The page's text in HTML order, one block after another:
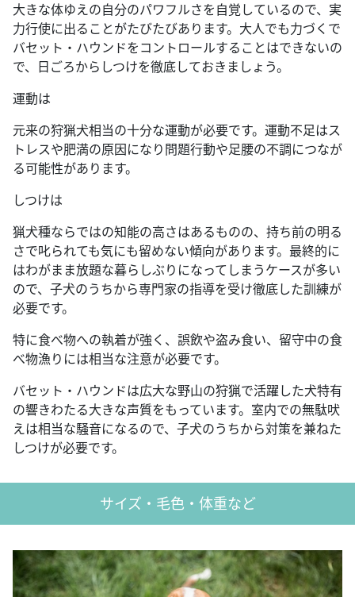
大きな体ゆえの自分のパワフルさを自覚しているので、実
力行使に出ることがたびたびあります。大人でも力づくで
バセット・ハウンドをコントロールすることはできないの
で、日ごろからしつけを徹底しておきましょう。
運動は
元来の狩猟犬相当の十分な運動が必要です。運動不足はス
トレスや肥満の原因になり問題行動や足腰の不調につなが
る可能性があります。
しつけは
猟犬種ならではの知能の高さはあるものの、持ち前の明る
さで叱られても気にも留めない傾向があります。最終的に
はわがまま放題な暮らしぶりになってしまうケースが多い
ので、子犬のうちから専門家の指導を受け徹底した訓練が
必要です。
特に食べ物への執着が強く、誤飲や盗み食い、留守中の食
べ物漁りには相当な注意が必要です。
バセット・ハウンドは広大な野山の狩猟で活躍した犬特有
の響きわたる大きな声質をもっています。室内での無駄吠
えは相当な騒音になるので、子犬のうちから対策を兼ねた
しつけが必要です。
サイズ・毛色・体重など